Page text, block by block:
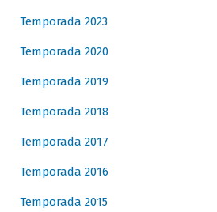
Temporada 2023
Temporada 2020
Temporada 2019
Temporada 2018
Temporada 2017
Temporada 2016
Temporada 2015